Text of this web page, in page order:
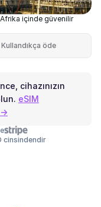
içinde güvenilir
Kullandıkça öde
cihazınızın
eSIM
→
cinsindendir